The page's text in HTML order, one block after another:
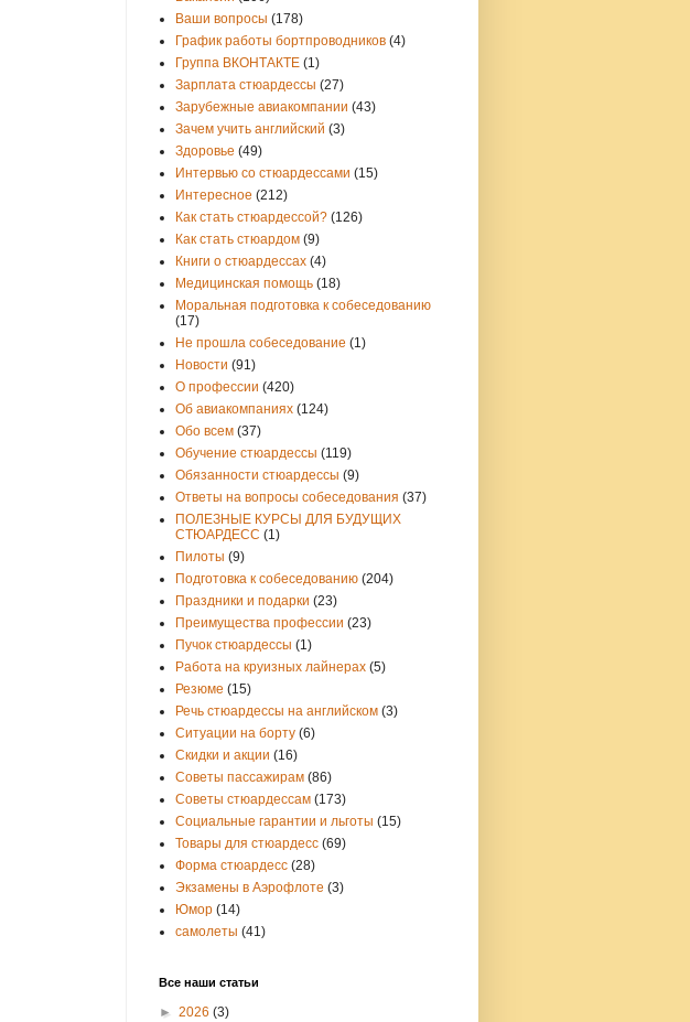
Ваши вопросы (178)
График работы бортпроводников (4)
Группа ВКОНТАКТЕ (1)
Зарплата стюардессы (27)
Зарубежные авиакомпании (43)
Зачем учить английский (3)
Здоровье (49)
Интервью со стюардессами (15)
Интересное (212)
Как стать стюардессой? (126)
Как стать стюардом (9)
Книги о стюардессах (4)
Медицинская помощь (18)
Моральная подготовка к собеседованию
(17)
Не прошла собеседование (1)
Новости (91)
О профессии (420)
Об авиакомпаниях (124)
Обо всем (37)
Обучение стюардессы (119)
Обязанности стюардессы (9)
Ответы на вопросы собеседования (37)
ПОЛЕЗНЫЕ КУРСЫ ДЛЯ БУДУЩИХ
СТЮАРДЕСС (1)
Пилоты (9)
Подготовка к собеседованию (204)
Праздники и подарки (23)
Преимущества профессии (23)
Пучок стюардессы (1)
Работа на круизных лайнерах (5)
Резюме (15)
Речь стюардессы на английском (3)
Ситуации на борту (6)
Скидки и акции (16)
Советы пассажирам (86)
Советы стюардессам (173)
Социальные гарантии и льготы (15)
Товары для стюардесс (69)
Форма стюардесс (28)
Экзамены в Аэрофлоте (3)
Юмор (14)
самолеты (41)
Все наши статьи
► 2026 (3)